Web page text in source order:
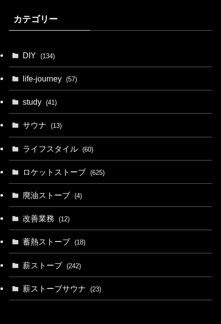
カテゴリー
DIY (134)
life-journey (57)
study (41)
サウナ (13)
ライフスタイル (60)
ロケットストーブ (625)
廃油ストーブ (4)
改善業務 (12)
蓄熱ストーブ (18)
薪ストーブ (242)
薪ストーブサウナ (23)